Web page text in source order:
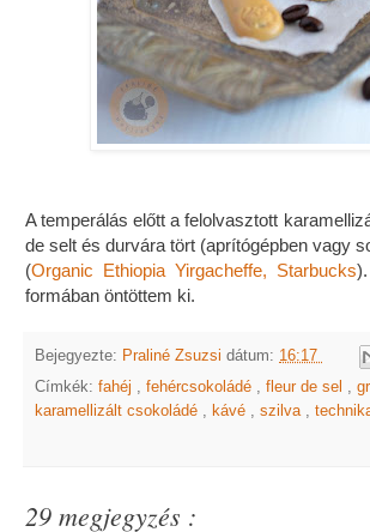
A temperálás előtt a felolvasztott
de selt és durvára tört (aprítógépben vagy
(Organic Ethiopia Yirgacheffe, Starbucks
formában öntöttem ki.
Bejegyezte: Praliné Zsuzsi dátum: 16:17
Címkék: fahéj , fehércsokoládé , fleur de sel ,
karamellizált csokoládé , kávé , szilva ,
29 megjegyzés :